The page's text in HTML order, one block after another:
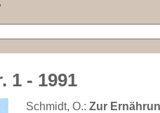
1 - 1991
Schmidt, O.: Zur